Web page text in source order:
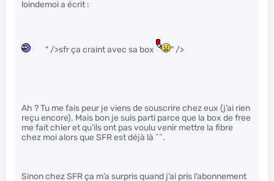
loindemoi a écrit :
" />sfr ça craint avec sa box " />
Ah ? Tu me fais peur je viens de souscrire chez eux (j’ai rien
reçu encore). Mais bon je suis parti parce que la box de free
me fait chier et qu’ils ont pas voulu venir mettre la fibre
chez moi alors que SFR est déjà là ^^.
Sinon chez SFR ça m’a surpris quand j’ai pris l’abonnement